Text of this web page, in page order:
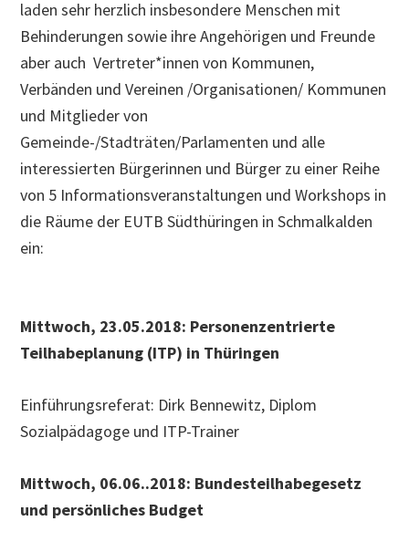
laden sehr herzlich insbesondere Menschen mit
Behinderungen sowie ihre Angehörigen und Freunde
aber auch Vertreter*innen von Kommunen,
Verbänden und Vereinen /Organisationen/ Kommunen
und Mitglieder von
Gemeinde-/Stadträten/Parlamenten und alle
interessierten Bürgerinnen und Bürger zu einer Reihe
von 5 Informationsveranstaltungen und Workshops in
die Räume der EUTB Südthüringen in Schmalkalden
ein:
Mittwoch, 23.05.2018: Personenzentrierte
Teilhabeplanung (ITP) in Thüringen
Einführungsreferat: Dirk Bennewitz, Diplom
Sozialpädagoge und ITP-Trainer
Mittwoch, 06.06..2018: Bundesteilhabegesetz
und persönliches Budget